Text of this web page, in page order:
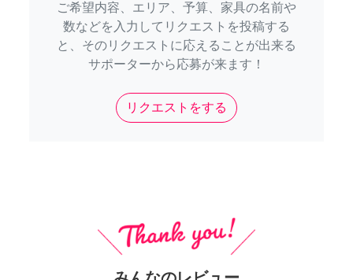
ご希望内容、エリア、予算、家具の名前や
数などを入力してリクエストを投稿する
と、そのリクエストに応えることが出来る
サポーターから応募が来ます！
リクエストをする